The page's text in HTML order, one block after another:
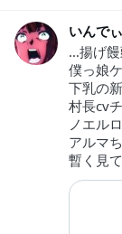
いんで
…揚げ
僕っ娘
下乳の
村長cv
ノエル
アルマ
暫く見